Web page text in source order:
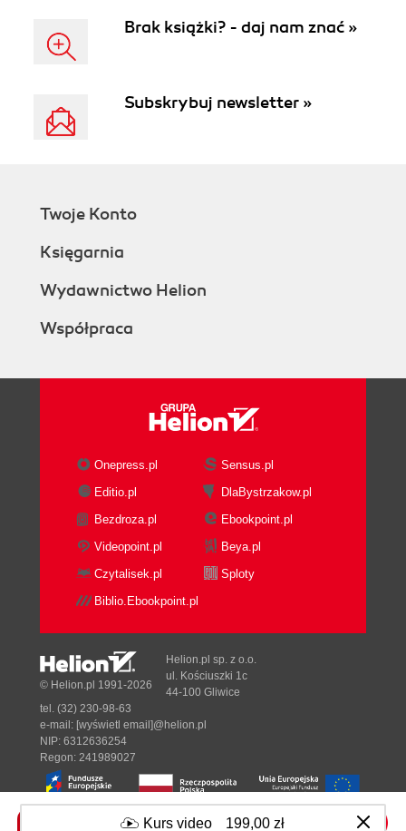
Kurs video 199,00 zł
Brak książki? - daj nam znać »
Subskrybuj newsletter »
Twoje Konto
Księgarnia
Wydawnictwo Helion
Współpraca
Onepress.pl
Sensus.pl
Editio.pl
DlaBystrzakow.pl
Bezdroza.pl
Ebookpoint.pl
Videopoint.pl
Beya.pl
Czytalisek.pl
Sploty
Biblio.Ebookpoint.pl
Designed with ♥ byTonik.pl
© Helion.pl 1991-2026
Helion.pl sp. z o.o.
ul. Kościuszki 1c
44-100 Gliwice
tel. (32) 230-98-63
e-mail: [wyświetl email]@helion.pl
NIP: 6312636254
Regon: 241989027